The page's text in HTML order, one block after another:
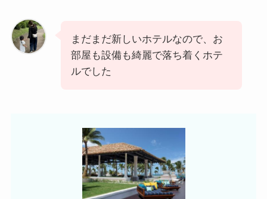
まだまだ新しいホテルなので、お
部屋も設備も綺麗で落ち着くホテ
ルでした